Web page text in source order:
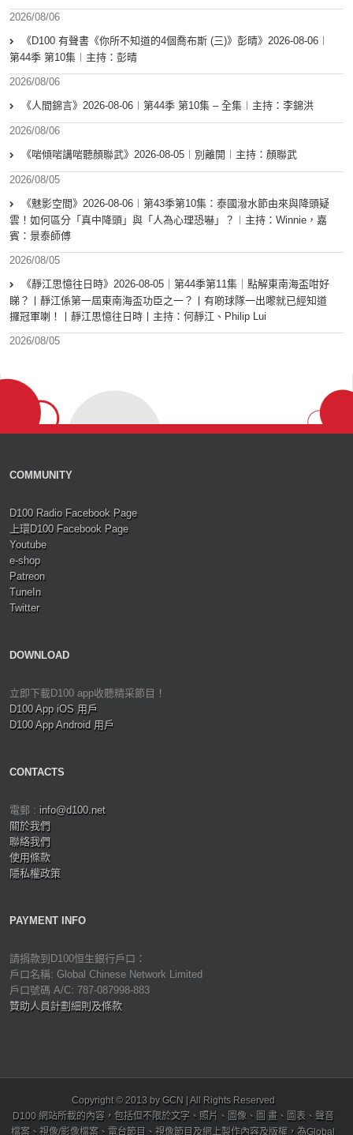
2026/08/06
《D100 有聲書《你所不知道的4個喬布斯 (三)》彭晴》2026-08-06︱
第44季 第10集︱主持：彭晴
2026/08/06
《人間錦言》2026-08-06︱第44季 第10集 – 全集︱主持：李錦洪
2026/08/06
《啱傾啱講啱聽顏聯武》2026-08-05︱別離開︱主持：顏聯武
2026/08/05
《魅影空間》2026-08-06︱第43季第10集：泰國潑水節由來與降頭疑
雲！如何區分「真中降頭」與「人為心理恐嚇」？︱主持：Winnie，嘉
賓：景泰師傅
2026/08/05
《靜江思憶往日時》2026-08-05｜第44季第11集｜點解東南海盃咁好
睇？丨靜江係第一屆東南海盃功臣之一？丨有啲球隊一出嚟就已經知道
攞冠軍喇！丨靜江思憶往日時丨主持：何靜江、Philip Lui
2026/08/05
COMMUNITY
D100 Radio Facebook Page
上環D100 Facebook Page
Youtube
e-shop
Patreon
TuneIn
Twitter
DOWNLOAD
立即下載D100 app收聽精采節目！
D100 App iOS 用戶
D100 App Android 用戶
CONTACTS
電郵 : info@d100.net
關於我們
聯絡我們
使用條款
隱私權政策
PAYMENT INFO
請捐款到D100恒生銀行戶口：
戶口名稱: Global Chinese Network Limited
戶口號碼 A/C: 787-087998-883
贊助人員計劃細則及條款
Copyright © 2013 by GCN | All Rights Reserved
D100 網站所載的內容，包括但不限於文字、照片、圖像、圖 畫、圖表、聲音
檔案、視像/影像檔案、電台節目、視像節目及網上製作內容及版權，為Global